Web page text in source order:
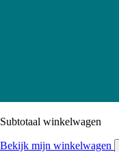
Subtotaal winkelwagen
Bekijk mijn winkelwagen